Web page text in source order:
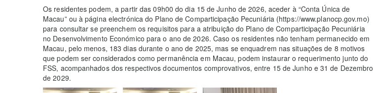
Os residentes podem, a partir das 09h00 do dia 15 de Junho de 2026, aceder à “Conta Única de
Macau” ou à página electrónica do Plano de Comparticipação Pecuniária (https://www.planocp.gov.mo)
para consultar se preenchem os requisitos para a atribuição do Plano de Comparticipação Pecuniária
no Desenvolvimento Económico para o ano de 2026. Caso os residentes não tenham permanecido em
Macau, pelo menos, 183 dias durante o ano de 2025, mas se enquadrem nas situações de 8 motivos
que podem ser considerados como permanência em Macau, podem instaurar o requerimento junto do
FSS, acompanhados dos respectivos documentos comprovativos, entre 15 de Junho e 31 de Dezembro
de 2029.